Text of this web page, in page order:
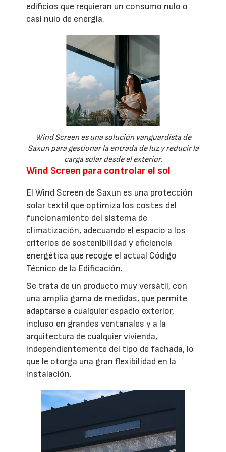
edificios que requieran un consumo nulo o
casi nulo de energía.
Wind Screen es una solución vanguardista de
Saxun para gestionar la entrada de luz y reducir la
carga solar desde el exterior.
Wind Screen para controlar el sol
El Wind Screen de Saxun es una protección
solar textil que optimiza los costes del
funcionamiento del sistema de
climatización, adecuando el espacio a los
criterios de sostenibilidad y eficiencia
energética que recoge el actual Código
Técnico de la Edificación.
Se trata de un producto muy versátil, con
una amplia gama de medidas, que permite
adaptarse a cualquier espacio exterior,
incluso en grandes ventanales y a la
arquitectura de cualquier vivienda,
independientemente del tipo de fachada, lo
que le otorga una gran flexibilidad en la
instalación.